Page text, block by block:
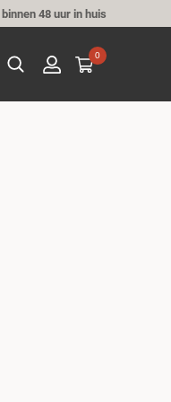
binnen 48 uur in huis
0